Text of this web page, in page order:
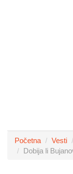
Početna Vesti
Dobija li